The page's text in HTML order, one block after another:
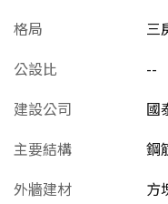
格局
三
公設比
--
建設公司
國
主要結構
鋼
外牆建材
方